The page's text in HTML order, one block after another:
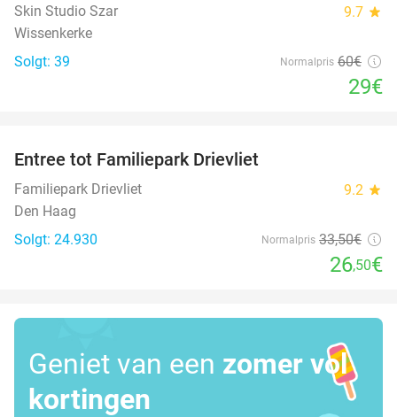
Skin Studio Szar 9.7 star
Wissenkerke
Solgt: 39
Normalpris 60€
29€
Entree tot Familiepark Drievliet
Familiepark Drievliet 9.2 star
Den Haag
Solgt: 24.930
Normalpris 33,50€
26,50€
Geniet van een zomer vol
kortingen